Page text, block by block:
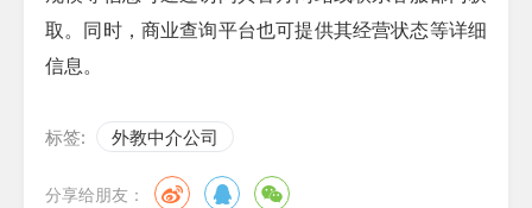
取。同时，商业查询平台也可提供其经营状态等详细
信息。
标签: 外教中介公司
分享给朋友：